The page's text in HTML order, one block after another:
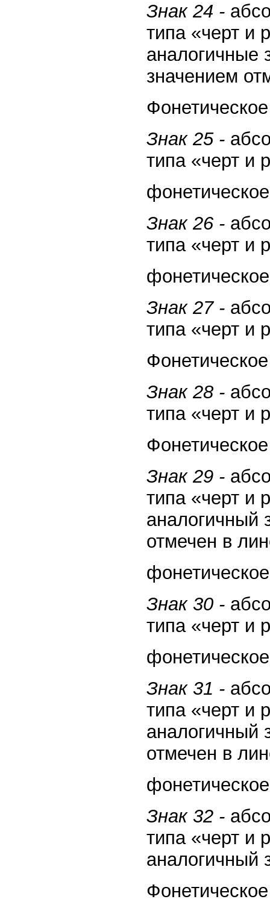
Знак 24 -
типа «черт и
аналогичные
значением
Знак 25 -
типа «черт и
Знак 26 -
типа «черт и
Знак 27 -
типа «черт и
Знак 28 -
типа «черт и
Знак 29 -
типа «черт и
аналогичный
отмечен в
Знак 30 -
типа «черт и
Знак 31 -
типа «черт и
аналогичный
отмечен в
Знак 32 -
типа «черт и
аналогичный